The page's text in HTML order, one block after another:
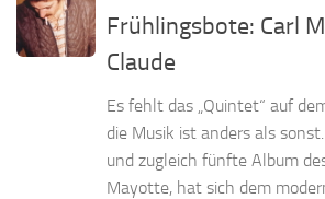
Frühlingsbote: Carl
Claude
Es fehlt das „Quintet“ auf
die Musik ist anders als
und zugleich fünfte Album
Mayotte, hat sich dem